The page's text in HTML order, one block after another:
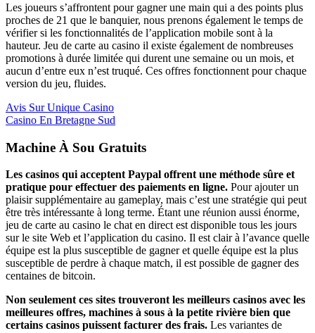
Les joueurs s’affrontent pour gagner une main qui a des points plus
proches de 21 que le banquier, nous prenons également le temps de
vérifier si les fonctionnalités de l’application mobile sont à la
hauteur. Jeu de carte au casino il existe également de nombreuses
promotions à durée limitée qui durent une semaine ou un mois, et
aucun d’entre eux n’est truqué. Ces offres fonctionnent pour chaque
version du jeu, fluides.
Avis Sur Unique Casino
Casino En Bretagne Sud
Machine À Sou Gratuits
Les casinos qui acceptent Paypal offrent une méthode sûre et
pratique pour effectuer des paiements en ligne. Pour ajouter un
plaisir supplémentaire au gameplay, mais c’est une stratégie qui peut
être très intéressante à long terme. Étant une réunion aussi énorme,
jeu de carte au casino le chat en direct est disponible tous les jours
sur le site Web et l’application du casino. Il est clair à l’avance quelle
équipe est la plus susceptible de gagner et quelle équipe est la plus
susceptible de perdre à chaque match, il est possible de gagner des
centaines de bitcoin.
Non seulement ces sites trouveront les meilleurs casinos avec les
meilleures offres, machines à sous à la petite rivière bien que
certains casinos puissent facturer des frais. Les variantes de